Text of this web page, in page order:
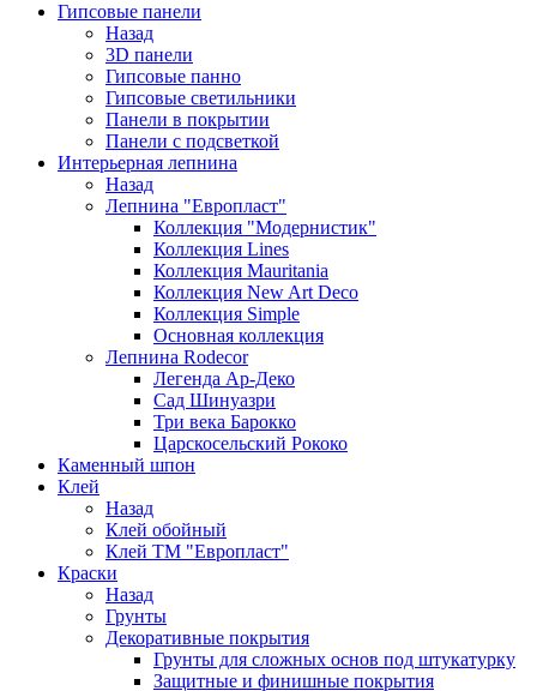
Гипсовые панели
Назад
3D панели
Гипсовые панно
Гипсовые светильники
Панели в покрытии
Панели с подсветкой
Интерьерная лепнина
Назад
Лепнина "Европласт"
Коллекция "Модернистик"
Коллекция Lines
Коллекция Mauritania
Коллекция New Art Deco
Коллекция Simple
Основная коллекция
Лепнина Rodecor
Легенда Ар-Деко
Сад Шинуазри
Три века Барокко
Царскосельский Рококо
Каменный шпон
Клей
Назад
Клей обойный
Клей ТМ "Европласт"
Краски
Назад
Грунты
Декоративные покрытия
Грунты для сложных основ под штукатурку
Защитные и финишные покрытия